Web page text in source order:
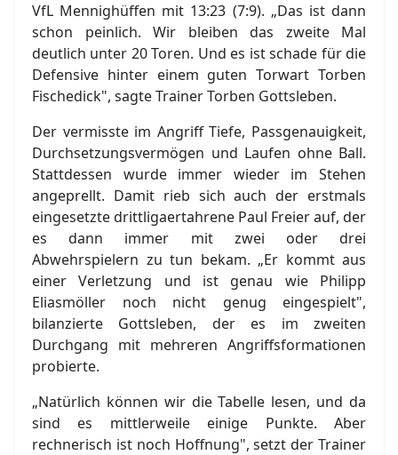
VfL Mennighüffen mit 13:23 (7:9). „Das ist dann
schon peinlich. Wir bleiben das zweite Mal
deutlich unter 20 Toren. Und es ist schade für die
Defensive hinter einem guten Torwart Torben
Fischedick", sagte Trainer Torben Gottsleben.
Der vermisste im Angriff Tiefe, Passgenauigkeit,
Durchsetzungsvermögen und Laufen ohne Ball.
Stattdessen wurde immer wieder im Stehen
angeprellt. Damit rieb sich auch der erstmals
eingesetzte drittligaertahrene Paul Freier auf, der
es dann immer mit zwei oder drei
Abwehrspielern zu tun bekam. „Er kommt aus
einer Verletzung und ist genau wie Philipp
Eliasmöller noch nicht genug eingespielt",
bilanzierte Gottsleben, der es im zweiten
Durchgang mit mehreren Angriffsformationen
probierte.
„Natürlich können wir die Tabelle lesen, und da
sind es mittlerweile einige Punkte. Aber
rechnerisch ist noch Hoffnung", setzt der Trainer